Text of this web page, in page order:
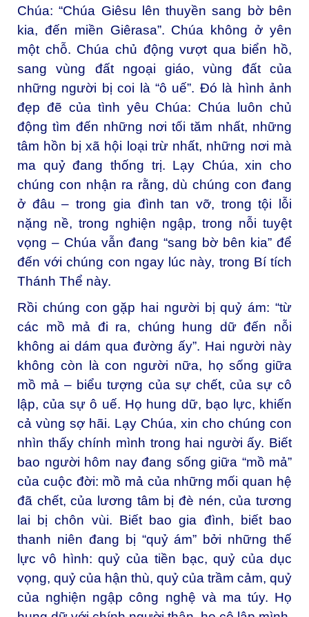
Chúa: “Chúa Giêsu lên thuyền sang bờ bên
kia, đến miền Giêrasa”. Chúa không ở yên
một chỗ. Chúa chủ động vượt qua biển hồ,
sang vùng đất ngoại giáo, vùng đất của
những người bị coi là “ô uế”. Đó là hình ảnh
đẹp đẽ của tình yêu Chúa: Chúa luôn chủ
động tìm đến những nơi tối tăm nhất, những
tâm hồn bị xã hội loại trừ nhất, những nơi mà
ma quỷ đang thống trị. Lạy Chúa, xin cho
chúng con nhận ra rằng, dù chúng con đang
ở đâu – trong gia đình tan vỡ, trong tội lỗi
nặng nề, trong nghiện ngập, trong nỗi tuyệt
vọng – Chúa vẫn đang “sang bờ bên kia” để
đến với chúng con ngay lúc này, trong Bí tích
Thánh Thể này.
Rồi chúng con gặp hai người bị quỷ ám: “từ
các mồ mả đi ra, chúng hung dữ đến nỗi
không ai dám qua đường ấy”. Hai người này
không còn là con người nữa, họ sống giữa
mồ mả – biểu tượng của sự chết, của sự cô
lập, của sự ô uế. Họ hung dữ, bạo lực, khiến
cả vùng sợ hãi. Lạy Chúa, xin cho chúng con
nhìn thấy chính mình trong hai người ấy. Biết
bao người hôm nay đang sống giữa “mồ mả”
của cuộc đời: mồ mả của những mối quan hệ
đã chết, của lương tâm bị đè nén, của tương
lai bị chôn vùi. Biết bao gia đình, biết bao
thanh niên đang bị “quỷ ám” bởi những thế
lực vô hình: quỷ của tiền bạc, quỷ của dục
vọng, quỷ của hận thù, quỷ của trầm cảm, quỷ
của nghiện ngập công nghệ và ma túy. Họ